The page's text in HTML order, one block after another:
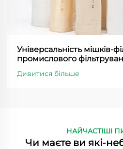
Універсальність мішків-
промислового
Дивитися більше
НАЙЧАСТІШІ
Чи маєте ви які-